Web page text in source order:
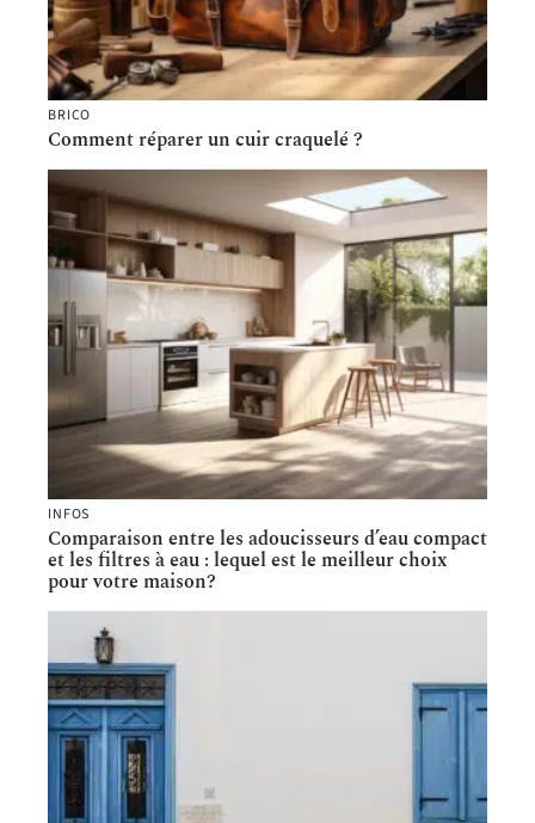
BRICO
Comment réparer un cuir craquelé ?
INFOS
Comparaison entre les adoucisseurs d’eau compact
et les filtres à eau : lequel est le meilleur choix
pour votre maison?